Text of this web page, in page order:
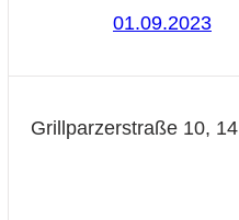
01.09.2023
Grillparzerstraße 10, 14